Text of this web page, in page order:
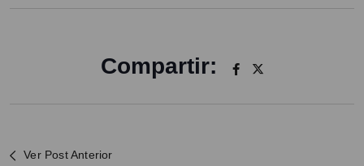
Compartir:
Ver Post Anterior